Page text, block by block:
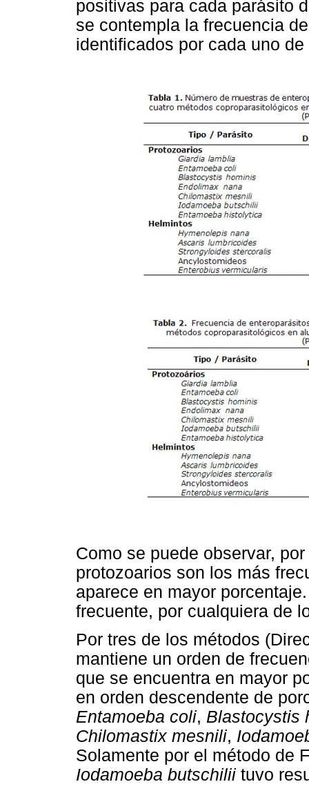
positivas para cada parásito
se contempla la frecuencia
identificados por cada uno
Como se puede observar,
protozoarios son los más
aparece en mayor
frecuente, por cualquiera de
Por tres de los métodos
mantiene un orden de
que se encuentra en mayor
en orden descendente de
Entamoeba coli, Blastocystis
Chilomastix mesnili,
Solamente por el método de
Iodamoeba butschilii tuvo